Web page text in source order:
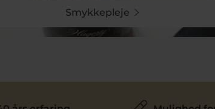
Smykkepleje